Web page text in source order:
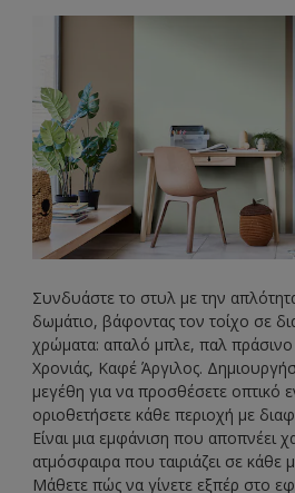
Συνδυάστε το στυλ με την
δωμάτιο, βάφοντας τον τοίχο σε
χρώματα: απαλό μπλε, παλ πράσινο
Χρονιάς, Καφέ Άργιλος.
μεγέθη για να προσθέσετε οπτικό
οριοθετήσετε κάθε περιοχή με
Είναι μια εμφάνιση που αποπνέει
ατμόσφαιρα που ταιριάζει σε κάθε
Μάθετε πώς να γίνετε εξπέρ στο